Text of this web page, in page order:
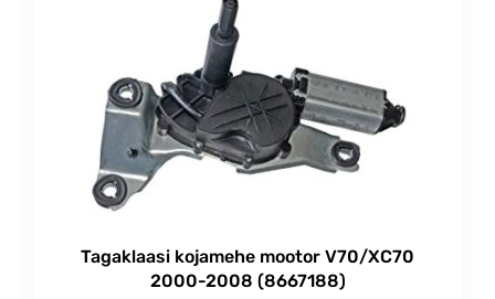
Tagaklaasi kojamehe mootor V70/XC70
2000-2008 (8667188)